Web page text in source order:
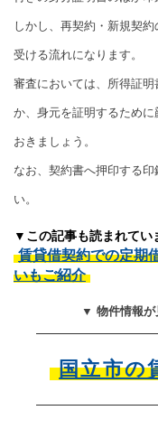
しかし、再契約・新規契
受ける流れになります。
審査においては、所得証
か、身元を証明するため
おきましょう。
なお、契約書へ押印する
い。
▼この記事も読まれてい
賃貸借契約での定期
いもご紹介
▼ 物件情報が
国立市の